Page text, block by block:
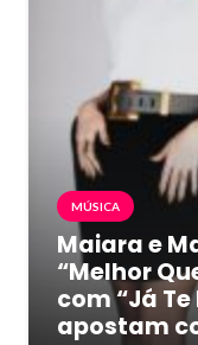
MÚSICA
Maiara e
“Melhor
com “Já
apostam